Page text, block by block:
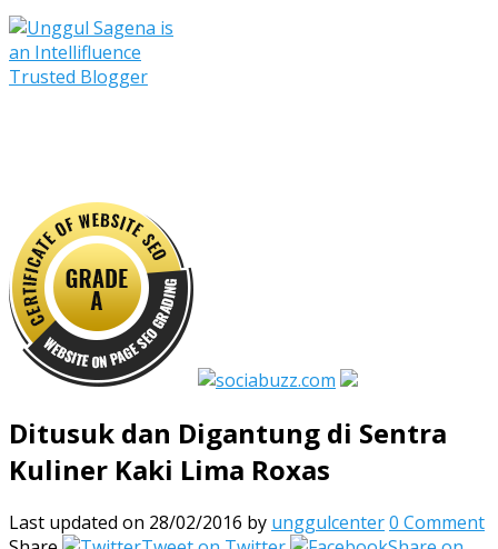
Ditusuk dan Digantung di Sentra
Kuliner Kaki Lima Roxas
Last updated on 28/02/2016 by unggulcenter0 Comment